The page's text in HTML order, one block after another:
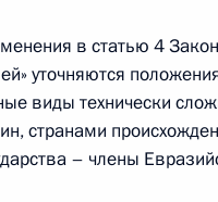
исследований в
в статью 4
уточняются
виды технически
странами
– члены